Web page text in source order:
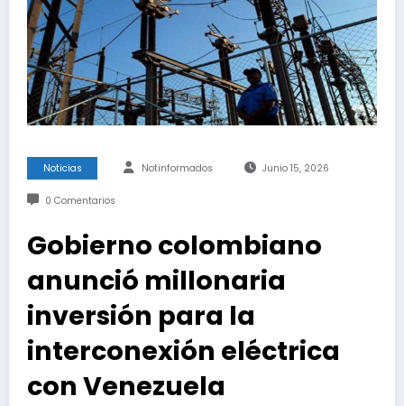
Noticias Notinformados Junio 15, 2026
0 Comentarios
Gobierno colombiano
anunció millonaria
inversión para la
interconexión eléctrica
con Venezuela